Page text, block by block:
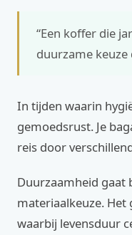
“Een koffer die
duurzame keuze
In tijden waarin
gemoedsrust. Je
reis door
Duurzaamheid gaat
materiaalkeuze.
waarbij levensduur